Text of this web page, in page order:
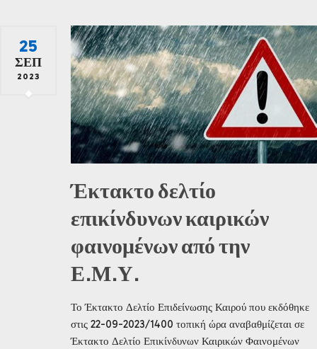
25
ΣΕΠ
2023
Έκτακτο δελτίο
επικίνδυνων καιρικών
φαινομένων από την
Ε.Μ.Υ.
Το Έκτακτο Δελτίο Επιδείνωσης Καιρού που εκδόθηκε
στις 22-09-2023/1400 τοπική ώρα αναβαθμίζεται σε
Έκτακτο Δελτίο Επικίνδυνων Καιρικών Φαινομένων